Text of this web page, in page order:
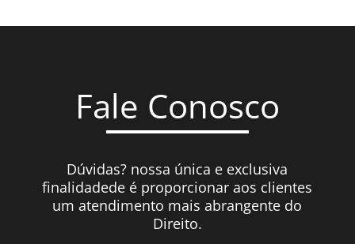
Fale Conosco
Dúvidas? nossa única e exclusiva
finalidadede é proporcionar aos clientes
um atendimento mais abrangente do
Direito.